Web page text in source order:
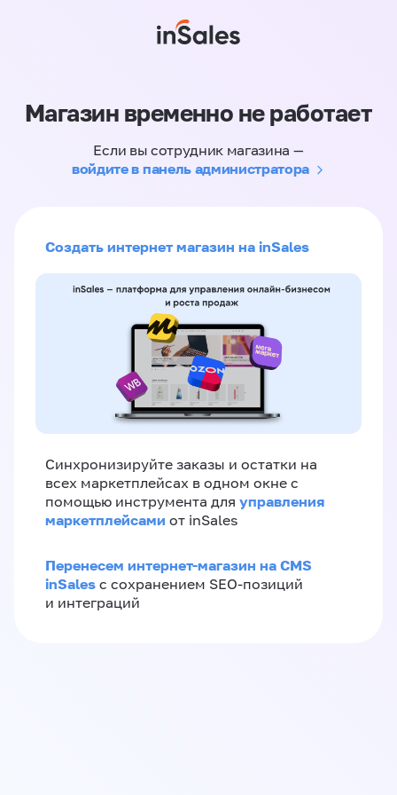
Магазин временно не работает
Если вы сотрудник магазина —
войдите в панель администратора
Создать интернет магазин на inSales
Синхронизируйте заказы и остатки на
всех маркетплейсах в одном окне с
помощью инструмента для управления
маркетплейсами от inSales
Перенесем интернет-магазин на CMS
inSales с сохранением SEO-позиций
и интеграций